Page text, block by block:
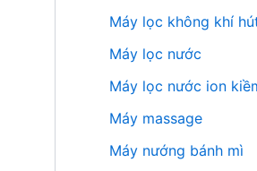
Máy lọc không khí
Máy lọc nước
Máy lọc nước ion
Máy massage
Máy nướng bánh mì